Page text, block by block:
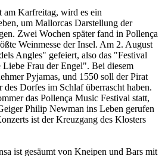
am Karfreitag, wird es ein
um Mallorcas Darstellung der
Zwei Wochen später fand in Pollença
Weinmesse der Insel. Am 2. August
Angles" gefeiert, also das "Festival
Liebe Frau der Engel". Bei diesem
Pyjamas, und 1550 soll der Pirat
Dorfes im Schlaf überrascht haben.
das Pollença Music Festival statt,
Philip Newman ins Leben gerufen
ist der Kreuzgang des Klosters
ist gesäumt von Kneipen und Bars mit